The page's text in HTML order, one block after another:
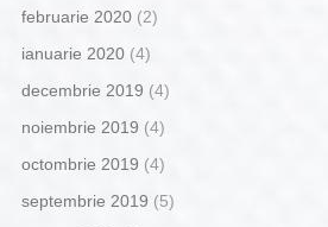
februarie 2020(2)
ianuarie 2020(4)
decembrie 2019 (4)
noiembrie 2019 (4)
octombrie 2019 (4)
septembrie 2019 (5)